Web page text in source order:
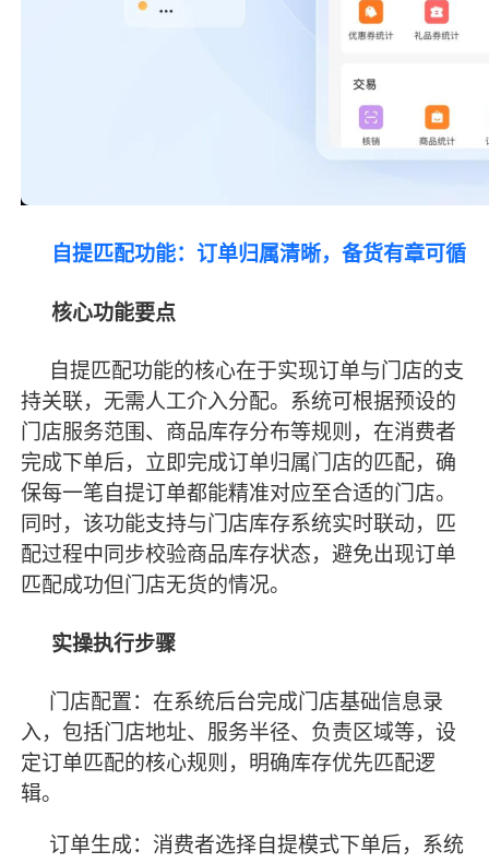
自提匹配功能：订单归属清晰，备货有章可循
核心功能要点
自提匹配功能的核心在于实现订单与门店的支
持关联，无需人工介入分配。系统可根据预设的
门店服务范围、商品库存分布等规则，在消费者
完成下单后，立即完成订单归属门店的匹配，确
保每一笔自提订单都能精准对应至合适的门店。
同时，该功能支持与门店库存系统实时联动，匹
配过程中同步校验商品库存状态，避免出现订单
匹配成功但门店无货的情况。
实操执行步骤
门店配置：在系统后台完成门店基础信息录
入，包括门店地址、服务半径、负责区域等，设
定订单匹配的核心规则，明确库存优先匹配逻
辑。
订单生成：消费者选择自提模式下单后，系统